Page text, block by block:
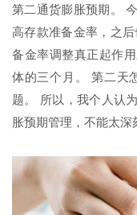
第二通货膨胀预期。
高存款准备金率，之
备金率调整真正起作
体的三个月。 第二天
题。 所以，我个人认
胀预期管理，不能太深